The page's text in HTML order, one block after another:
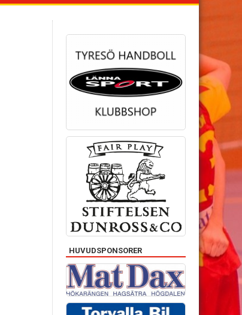
HUVUDSPONSORER